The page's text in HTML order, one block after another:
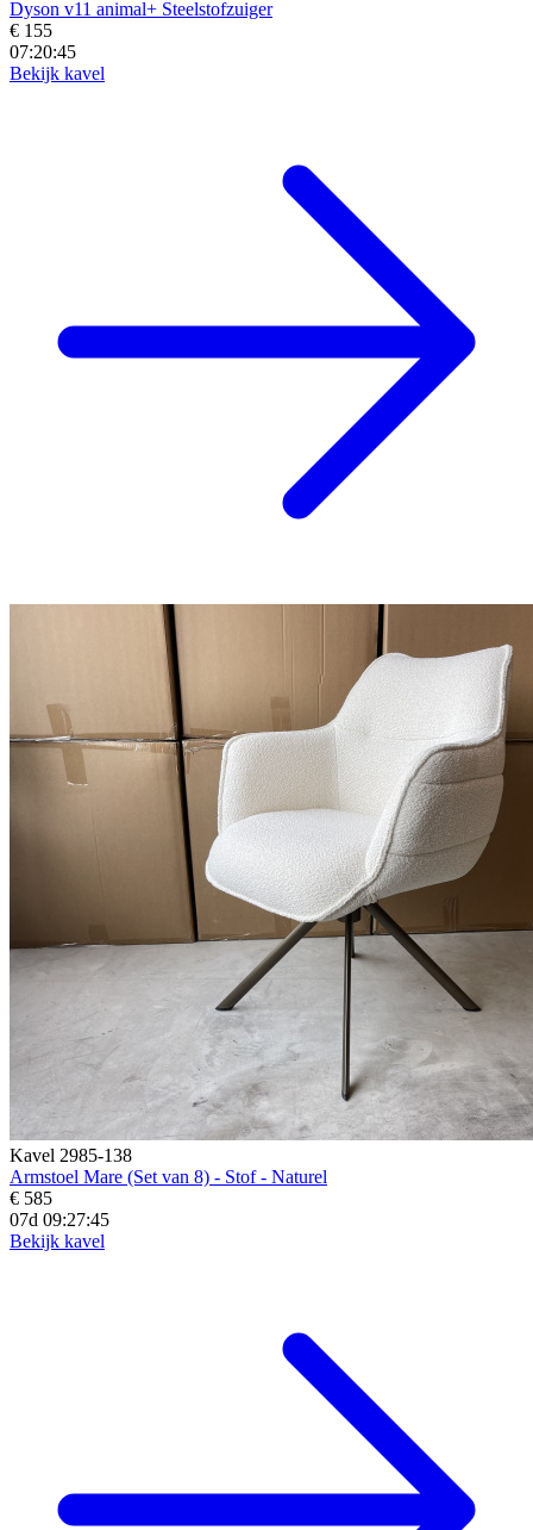
Dyson v11 animal+ Steelstofzuiger
€ 155
07:20:43
Bekijk kavel
Kavel 2985-138
Armstoel Mare (Set van 8) - Stof - Naturel
€ 585
07d 09:27:43
Bekijk kavel